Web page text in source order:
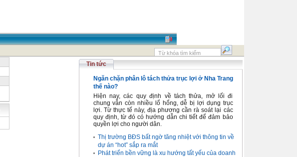
Tin tức
Ngăn chặn phân lô tách thửa trục lợi ở Nha Trang
thế nào?
Hiện nay, các quy định về tách thửa, mở lối đi
chung vẫn còn nhiều lổ hổng, dễ bị lợi dụng trục
lợi. Từ thực tế này, địa phương cần rà soát lại các
quy định, từ đó có hướng dẫn chi tiết để đảm bảo
quyền lợi cho người dân.
Thị trường BĐS bất ngờ tăng nhiệt với thông tin về
dự án “hot” sắp ra mắt
Phát triển bền vững là xu hướng tất yếu của doanh